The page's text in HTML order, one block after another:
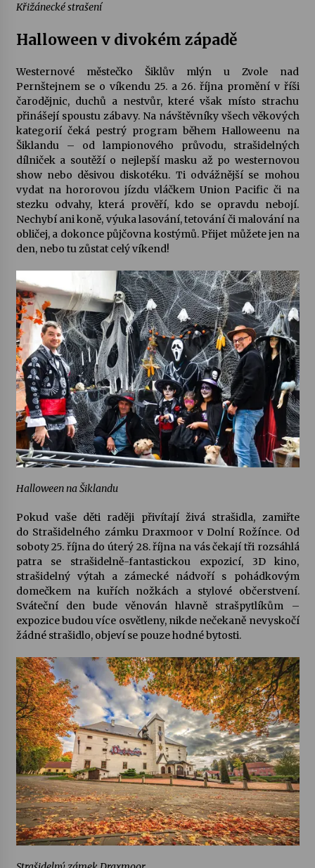
Křižánecké strašení
Halloween v divokém západě
Westernové městečko Šiklův mlýn u Zvole nad
Pernštejnem se o víkendu 25. a 26. října promění v říši
čarodějnic, duchů a nestvůr, které však místo strachu
přinášejí spoustu zábavy. Na návštěvníky všеch věkových
kategorií čeká pestrý program během Halloweenu na
Šiklandu– od lampionového průvodu, strašidelných
dílniček a soutěží o nejlepší masku až po westernovou
show nebo děsivou diskotéku. Ti odvážnější se mohou
vydat na hororovou jízdu vláčkem Union Pacific či na
stezku odvahy, která prověří, kdo se opravdu nebojí.
Nechybí ani koně, výuka lasování, tetování či malování na
obličej, a dokonce půjčovna kostýmů. Přijet můžete jen na
den, nebo tu zůstat celý víkend!
Halloween na Šiklandu
Pokud vaše děti raději přivítají živá strašidla, zamiřte
do Strašidelného zámku Draxmoor v Dolní Rožínce. Od
soboty 25. října do úterý 28. října na vás čekají tři rozsáhlá
patra se strašidelně-fantastickou expozicí, 3D kino,
strašidelný výtah a zámecké nádvoří s pohádkovým
domečkem na kuřích nožkách a stylové občerstvení.
Sváteční den bude věnován hlavně strašpytlíkům –
expozice budou více osvětleny, nikde nečekaně nevyskočí
žádné strašidlo, objeví se pouze hodné bytosti.